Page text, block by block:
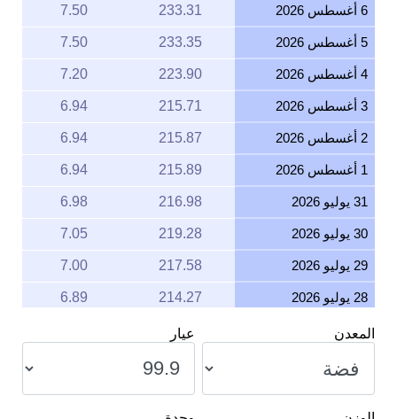
5 أغسطس 2026 233.35
7.50
4 أغسطس 2026 223.90
7.20
3 أغسطس 2026 215.71
6.94
2 أغسطس 2026 215.87
6.94
1 أغسطس 2026 215.89
6.94
31 يوليو 2026 216.98
6.98
30 يوليو 2026 219.28
7.05
29 يوليو 2026 217.58
7.00
28 يوليو 2026 214.27
6.89
27 يوليو 2026 219.28
7.05
218.84
25 يوليو 2026 218.42
24 يوليو 2026 220.20
7.08
المعدن عيار